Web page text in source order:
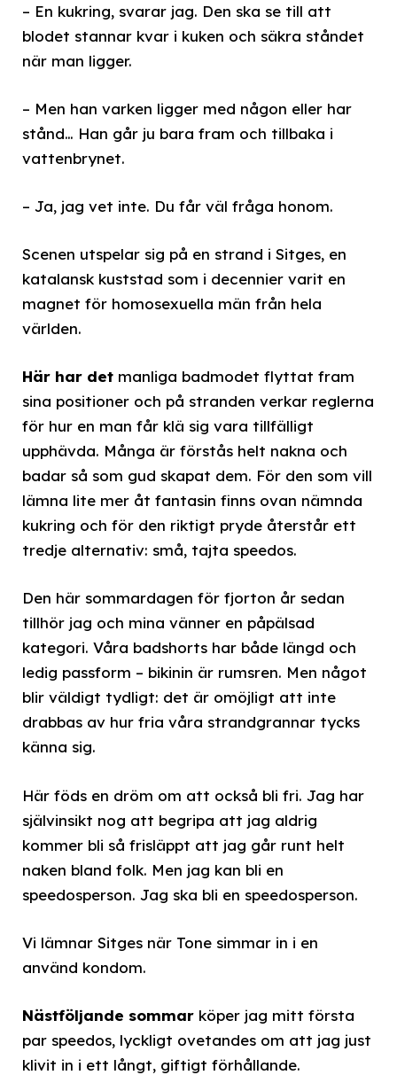
– En kukring, svarar jag. Den ska se till att
blodet stannar kvar i kuken och säkra ståndet
när man ligger.
– Men han varken ligger med någon eller har
stånd… Han går ju bara fram och tillbaka i
vattenbrynet.
– Ja, jag vet inte. Du får väl fråga honom.
Scenen utspelar sig på en strand i Sitges, en
katalansk kuststad som i decennier varit en
magnet för homosexuella män från hela
världen.
Här har det manliga badmodet flyttat fram
sina positioner och på stranden verkar reglerna
för hur en man får klä sig vara tillfälligt
upphävda. Många är förstås helt nakna och
badar så som gud skapat dem. För den som vill
lämna lite mer åt fantasin finns ovan nämnda
kukring och för den riktigt pryde återstår ett
tredje alternativ: små, tajta speedos.
Den här sommardagen för fjorton år sedan
tillhör jag och mina vänner en påpälsad
kategori. Våra badshorts har både längd och
ledig passform – bikinin är rumsren. Men något
blir väldigt tydligt: det är omöjligt att inte
drabbas av hur fria våra strandgrannar tycks
känna sig.
Här föds en dröm om att också bli fri. Jag har
självinsikt nog att begripa att jag aldrig
kommer bli så frisläppt att jag går runt helt
naken bland folk. Men jag kan bli en
speedosperson. Jag ska bli en speedosperson.
Vi lämnar Sitges när Tone simmar in i en
använd kondom.
Nästföljande sommar köper jag mitt första
par speedos, lyckligt ovetandes om att jag just
klivit in i ett långt, giftigt förhållande.